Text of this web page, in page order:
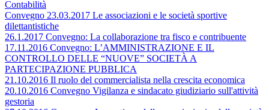
Contabilità
Convegno 23.03.2017 Le associazioni e le società sportive
dilettantistiche
26.1.2017 Convegno: La collaborazione tra fisco e contribuente
17.11.2016 Convegno: L’AMMINISTRAZIONE E IL
CONTROLLO DELLE “NUOVE” SOCIETÀ A
PARTECIPAZIONE PUBBLICA
21.10.2016 Il ruolo del commercialista nella crescita economica
20.10.2016 Convegno Vigilanza e sindacato giudiziario sull'attività
gestoria